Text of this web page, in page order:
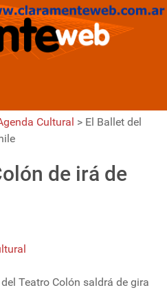
Cultural > El Ballet del
de irá de
Teatro Colón saldrá de gira